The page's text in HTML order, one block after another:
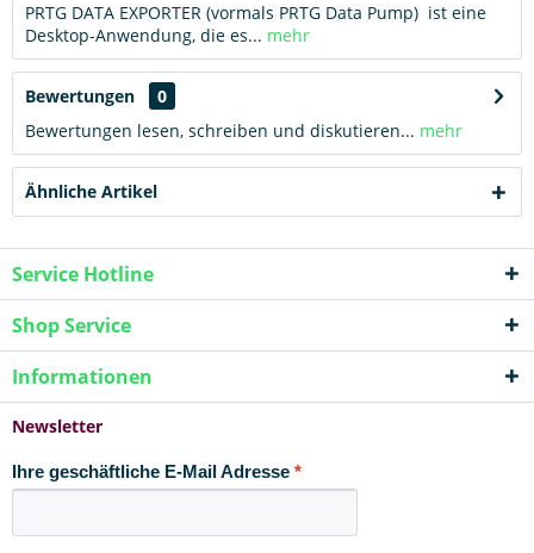
PRTG DATA EXPORTER (vormals PRTG Data Pump) ist eine
Desktop-Anwendung, die es... mehr
Bewertungen
0
Bewertungen lesen, schreiben und diskutieren... mehr
Ähnliche Artikel
Service Hotline
Shop Service
Informationen
Newsletter
Ihre geschäftliche E-Mail Adresse